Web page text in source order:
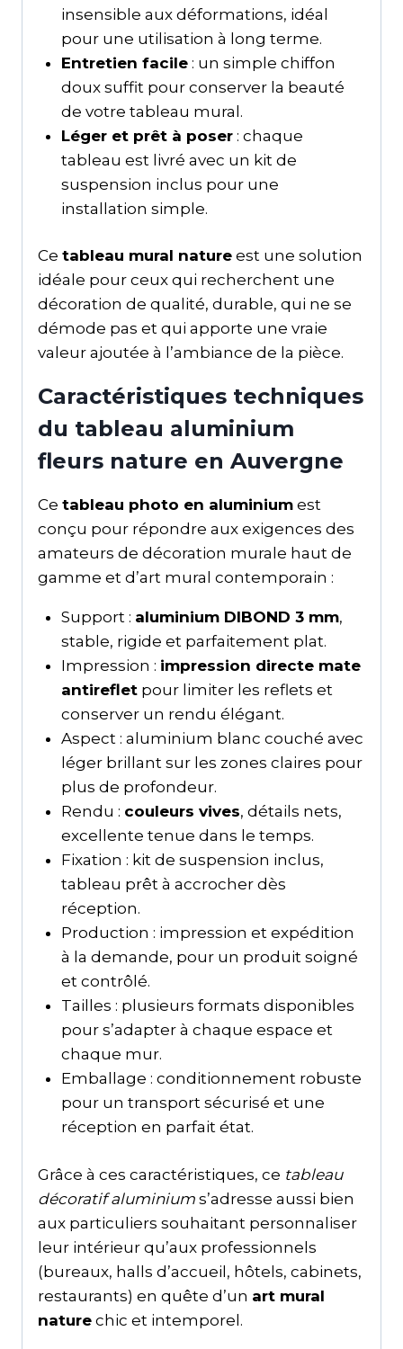
insensible aux déformations, idéal
pour une utilisation à long terme.
Entretien facile: un simple chiffon
doux suffit pour conserver la beauté
de votre tableau mural.
Léger et prêt à poser: chaque
tableau est livré avec un kit de
suspension inclus pour une
installation simple.
Ce tableau mural nature est une solution
idéale pour ceux qui recherchent une
décoration de qualité, durable, qui ne se
démode pas et qui apporte une vraie
valeur ajoutée à l’ambiance de la pièce.
Caractéristiques techniques
du tableau aluminium
fleurs nature en Auvergne
Ce tableau photo en aluminium est
conçu pour répondre aux exigences des
amateurs de décoration murale haut de
gamme et d’art mural contemporain :
Support : aluminium DIBOND 3 mm,
stable, rigide et parfaitement plat.
Impression : impression directe mate
antirefletpour limiter les reflets et
conserver un rendu élégant.
Aspect : aluminium blanc couché avec
léger brillant sur les zones claires pour
plus de profondeur.
Rendu : couleurs vives, détails nets,
excellente tenue dans le temps.
Fixation : kit de suspension inclus,
tableau prêt à accrocher dès
réception.
Production : impression et expédition
à la demande, pour un produit soigné
et contrôlé.
Tailles : plusieurs formats disponibles
pour s’adapter à chaque espace et
chaque mur.
Emballage : conditionnement robuste
pour un transport sécurisé et une
réception en parfait état.
Grâce à ces caractéristiques, ce tableau
décoratif aluminium s’adresse aussi bien
aux particuliers souhaitant personnaliser
leur intérieur qu’aux professionnels
(bureaux, halls d’accueil, hôtels, cabinets,
restaurants) en quête d’un art mural
nature chic et intemporel.